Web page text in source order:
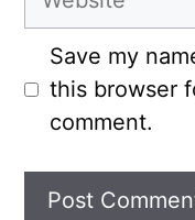
Save my
this browser
comment.